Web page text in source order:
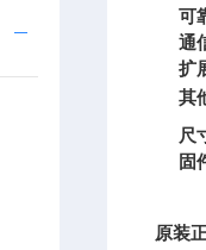
可
通
扩
其
尺
固
原装